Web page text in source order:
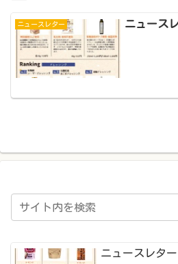
ニュースレター ニュース
ニュースレタ